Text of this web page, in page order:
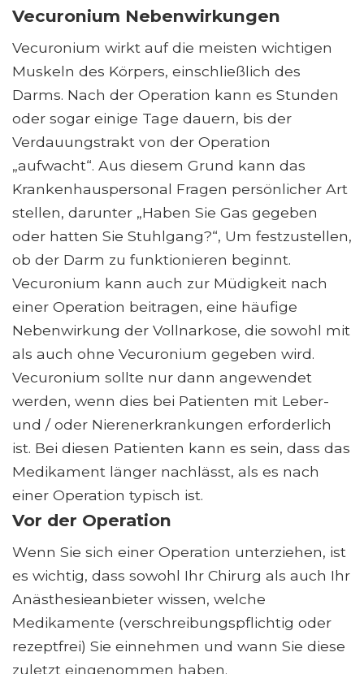
Vecuronium Nebenwirkungen
Vecuronium wirkt auf die meisten wichtigen
Muskeln des Körpers, einschließlich des
Darms. Nach der Operation kann es Stunden
oder sogar einige Tage dauern, bis der
Verdauungstrakt von der Operation
„aufwacht“. Aus diesem Grund kann das
Krankenhauspersonal Fragen persönlicher Art
stellen, darunter „Haben Sie Gas gegeben
oder hatten Sie Stuhlgang?“, Um festzustellen,
ob der Darm zu funktionieren beginnt.
Vecuronium kann auch zur Müdigkeit nach
einer Operation beitragen, eine häufige
Nebenwirkung der Vollnarkose, die sowohl mit
als auch ohne Vecuronium gegeben wird.
Vecuronium sollte nur dann angewendet
werden, wenn dies bei Patienten mit Leber-
und / oder Nierenerkrankungen erforderlich
ist. Bei diesen Patienten kann es sein, dass das
Medikament länger nachlässt, als es nach
einer Operation typisch ist.
Vor der Operation
Wenn Sie sich einer Operation unterziehen, ist
es wichtig, dass sowohl Ihr Chirurg als auch Ihr
Anästhesieanbieter wissen, welche
Medikamente (verschreibungspflichtig oder
rezeptfrei) Sie einnehmen und wann Sie diese
zuletzt eingenommen haben.